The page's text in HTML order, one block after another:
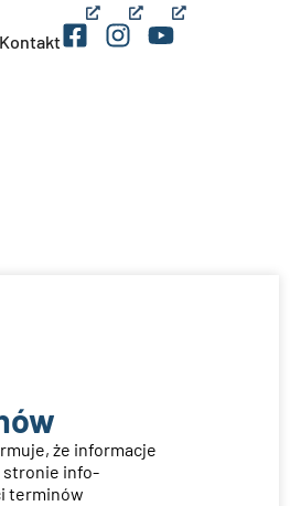
Kontakt
(opens
(opens(opens
że informacje
stronie info-
terminów